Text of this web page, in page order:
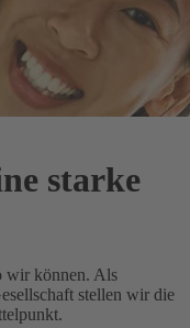
starke
wir können. Als
stellen wir die